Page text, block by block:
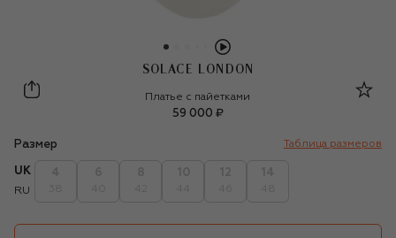
SOLACE LONDON
Solace London
Платье с пайетками
59 000 ₽
Размер Таблица размеров
UK
RU